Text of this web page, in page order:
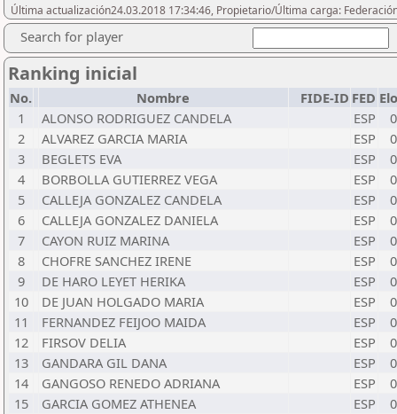
Última actualización24.03.2018 17:34:46, Propietario/Última carga:
Search for player
Ranking inicial
No. Nombre FIDE-ID FED Elo
1
ALONSO RODRIGUEZ CANDELA ESP
0
2
ALVAREZ GARCIA MARIA ESP
0
3
BEGLETS EVA ESP
0
4
BORBOLLA GUTIERREZ VEGA ESP
0
5
CALLEJA GONZALEZ CANDELA ESP
0
6
CALLEJA GONZALEZ DANIELA ESP
0
7
CAYON RUIZ MARINA ESP
0
8
CHOFRE SANCHEZ IRENE ESP
0
9
DE HARO LEYET HERIKA ESP
0
10
DE JUAN HOLGADO MARIA ESP
0
11
FERNANDEZ FEIJOO MAIDA ESP
0
12
FIRSOV DELIA ESP
0
13
GANDARA GIL DANA ESP
0
14
GANGOSO RENEDO ADRIANA ESP
0
15
GARCIA GOMEZ ATHENEA ESP
0